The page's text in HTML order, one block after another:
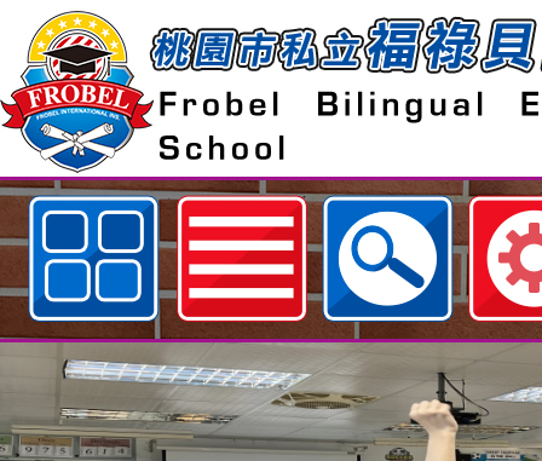
歡迎參觀：桃園市私立福祿貝爾雙